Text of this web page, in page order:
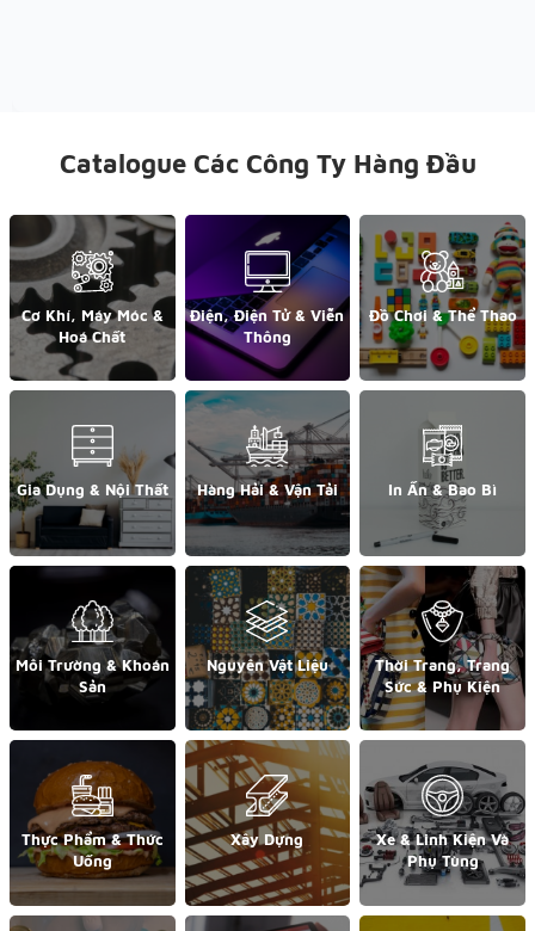
Catalogue Các Công Ty Hàng Đầu
Cơ Khí, Máy Móc &
Hoá Chất
Điện, Điện Tử & Viễn
Thông
Đồ Chơi & Thể Thao
Gia Dụng & Nội Thất Hàng Hải & Vận Tải In Ấn & Bao Bì
Môi Trường & Khoán
Sản
Nguyên Vật Liệu
Thời Trang, Trang
Sức & Phụ Kiện
Thực Phẩm & Thức
Uống
Xây Dựng
Xe & Linh Kiện Và
Phụ Tùng